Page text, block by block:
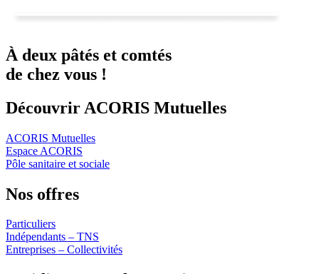
À deux pâtés et comtés
de chez vous !
Découvrir ACORIS Mutuelles
ACORIS Mutuelles
Espace ACORIS
Pôle sanitaire et sociale
Nos offres
Particuliers
Indépendants – TNS
Entreprises – Collectivités